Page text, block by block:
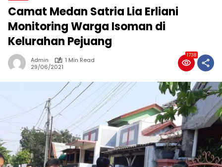
Camat Medan Satria Lia Erliani
Monitoring Warga Isoman di
Kelurahan Pejuang
Admin
1 Min Read
29/06/2021
1738